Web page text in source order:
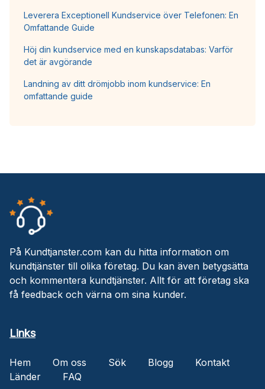
Leverera Exceptionell Kundservice över Telefonen: En
Omfattande Guide
Höj din kundservice med en kunskapsdatabas: Varför
det är avgörande
Landning av ditt drömjobb inom kundservice: En
omfattande guide
På Kundtjanster.com kan du hitta information om
kundtjänster till olika företag. Du kan även betygsätta
och kommentera kundtjänster. Allt för att företag ska
få feedback och värna om sina kunder.
Links
Hem Om oss Sök Blogg
Kontakt
Länder
FAQ